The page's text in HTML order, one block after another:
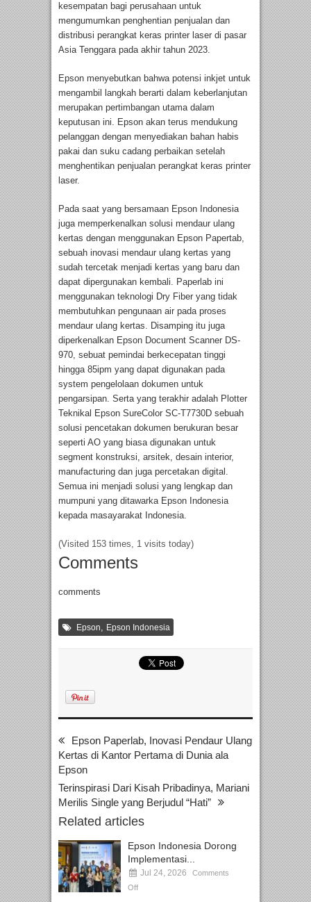
kesempatan bagi perusahaan untuk
mengumumkan penghentian penjualan dan
distribusi perangkat keras printer laser di pasar
Asia Tenggara pada akhir tahun 2023.
Epson menyebutkan bahwa potensi inkjet untuk
mengambil langkah berarti dalam keberlanjutan
merupakan pertimbangan utama dalam
keputusan ini. Epson akan terus mendukung
pelanggan dengan menyediakan bahan habis
pakai dan suku cadang perbaikan setelah
menghentikan penjualan perangkat keras printer
laser.
Pada saat yang bersamaan Epson Indonesia
juga memperkenalkan solusi mendaur ulang
kertas dengan menggunakan Epson Papertab,
sebuah inovasi mendaur ulang kertas yang
sudah tercetak menjadi kertas yang baru dan
dapat dipergunakan kembali. Paperlab ini
menggunakan teknologi Dry Fiber yang tidak
membutuhkan pengunaan air pada proses
mendaur ulang kertas. Disamping itu juga
diperkenalkan Epson Document Scanner DS-
970, sebuat pemindai berkecepatan tinggi
hingga 85ipm yang dapat digunakan pada
system pengelolaan dokumen untuk
pengarsipan. Serta yang terakhir adalah Plotter
Teknikal Epson SureColor SC-T7730D sebuah
solusi pencetakan dokumen berukuran besar
seperti AO yang biasa digunakan untuk
segment konstruksi, arsitek, desain interior,
manufacturing dan juga percetakan digital.
Semua ini menjadi solusi yang lengkap dan
mumpuni yang ditawarka Epson Indonesia
kepada masayarakat Indonesia.
(Visited 153 times, 1 visits today)
Comments
comments
Epson, Epson Indonesia
Epson Paperlab, Inovasi Pendaur Ulang
Kertas di Kantor Pertama di Dunia ala
Epson
Terinspirasi Dari Kisah Pribadinya, Mariani
Merilis Single yang Berjudul “Hati”
Related articles
Epson Indonesia Dorong
Implementasi...
Jul 24, 2026
Comments
Off